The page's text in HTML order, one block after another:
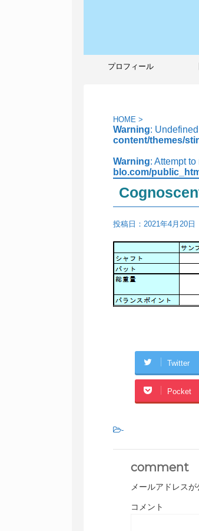
プロフィール
HOME >
Warning:
content/themes/
Warning: Attempt
blo.com/
投稿日： 2021年4月20日
Twitter
Pocket
-
comment
メールアドレス
コメント